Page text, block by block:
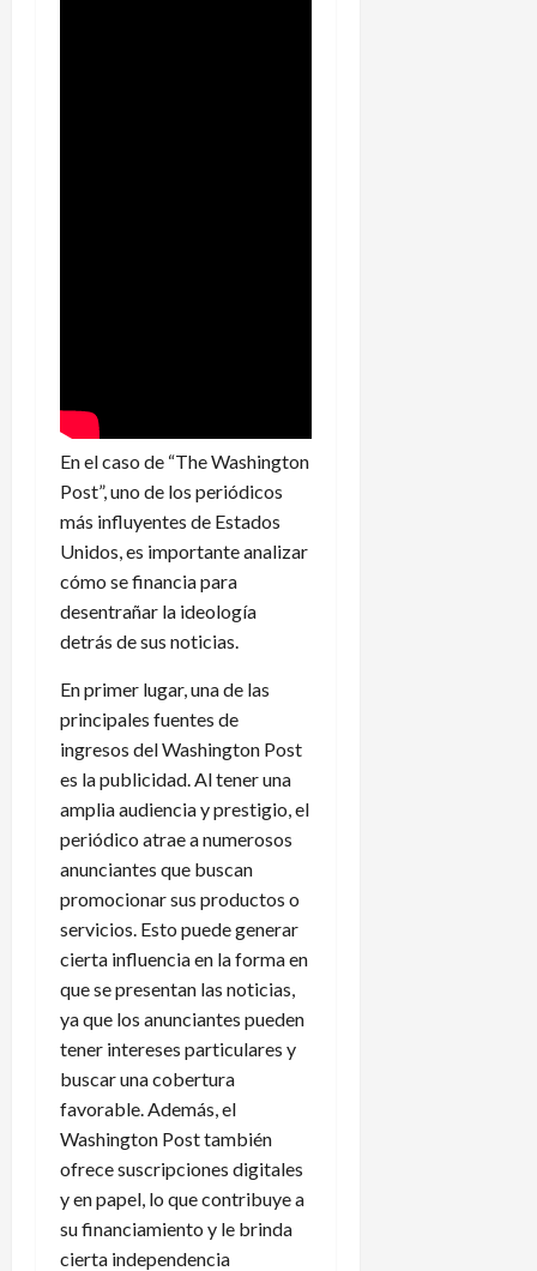
En el caso de “The Washington
Post”, uno de los periódicos
más influyentes de Estados
Unidos, es importante analizar
cómo se financia para
desentrañar la ideología
detrás de sus noticias.
En primer lugar, una de las
principales fuentes de
ingresos del Washington Post
es la publicidad. Al tener una
amplia audiencia y prestigio, el
periódico atrae a numerosos
anunciantes que buscan
promocionar sus productos o
servicios. Esto puede generar
cierta influencia en la forma en
que se presentan las noticias,
ya que los anunciantes pueden
tener intereses particulares y
buscar una cobertura
favorable. Además, el
Washington Post también
ofrece suscripciones digitales
y en papel, lo que contribuye a
su financiamiento y le brinda
cierta independencia